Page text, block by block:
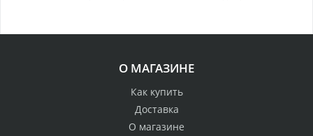
О МАГАЗИНЕ
Как купить
Доставка
О магазине